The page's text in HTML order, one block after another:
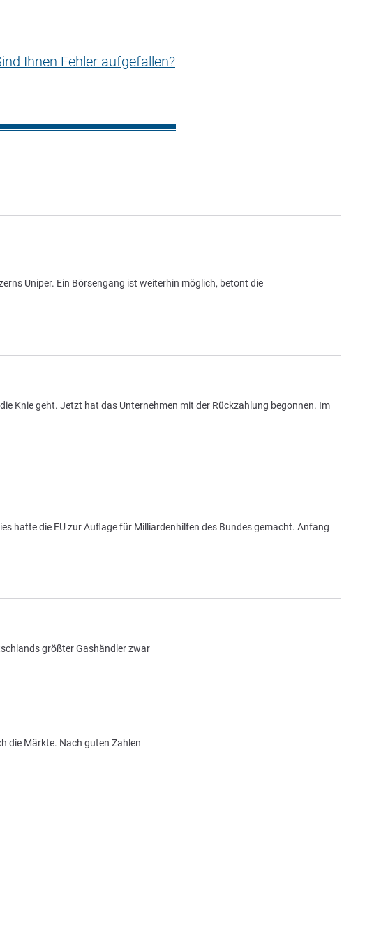
Ihnen Fehler aufgefallen?
Uniper. Ein Börsengang ist weiterhin möglich, betont die
Knie geht. Jetzt hat das Unternehmen mit der Rückzahlung begonnen. Im
hatte die EU zur Auflage für Milliardenhilfen des Bundes gemacht. Anfang
größter Gashändler zwar
die Märkte. Nach guten Zahlen